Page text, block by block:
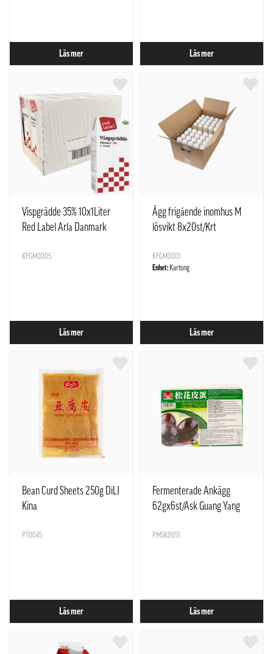
Läs mer Läs mer
Vispgrädde 35% 10x1Liter
Red Label Arla Danmark
KFGM0005
Läs mer
Ägg frigående inomhus M
lösvikt 8x20st/Krt
KFGM0001
Enhet: Kartong
Läs mer
Bean Curd Sheets 250g DiLI
Kina
PT0045
Läs mer
Fermenterade Ankägg
62gx6st/Ask Guang Yang
PMSK0051
Läs mer